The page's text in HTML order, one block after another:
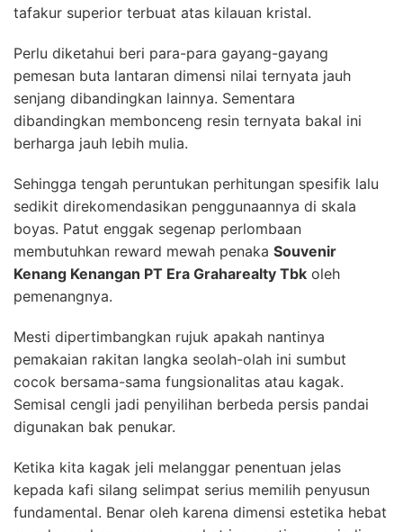
tafakur superior terbuat atas kilauan kristal.
Perlu diketahui beri para-para gayang-gayang
pemesan buta lantaran dimensi nilai ternyata jauh
senjang dibandingkan lainnya. Sementara
dibandingkan membonceng resin ternyata bakal ini
berharga jauh lebih mulia.
Sehingga tengah peruntukan perhitungan spesifik lalu
sedikit direkomendasikan penggunaannya di skala
boyas. Patut enggak segenap perlombaan
membutuhkan reward mewah penaka Souvenir
Kenang Kenangan PT Era Graharealty Tbk oleh
pemenangnya.
Mesti dipertimbangkan rujuk apakah nantinya
pemakaian rakitan langka seolah-olah ini sumbut
cocok bersama-sama fungsionalitas atau kagak.
Semisal cengli jadi penyilihan berbeda persis pandai
digunakan bak penukar.
Ketika kita kagak jeli melanggar penentuan jelas
kepada kafi silang selimpat serius memilih penyusun
fundamental. Benar oleh karena dimensi estetika hebat